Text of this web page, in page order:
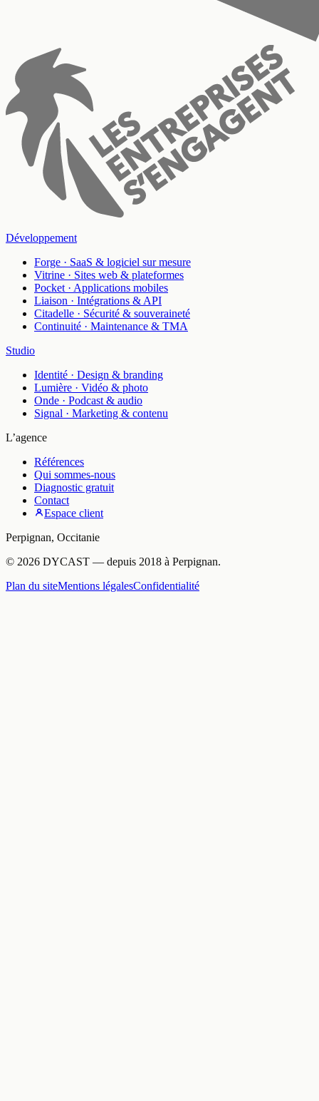
Développement
Forge · SaaS & logiciel sur mesure
Vitrine · Sites web & plateformes
Pocket · Applications mobiles
Liaison · Intégrations & API
Citadelle · Sécurité & souveraineté
Continuité · Maintenance & TMA
Studio
Identité · Design & branding
Lumière · Vidéo & photo
Onde · Podcast & audio
Signal · Marketing & contenu
L’agence
Références
Qui sommes-nous
Diagnostic gratuit
Contact
Espace client
Perpignan, Occitanie
© 2026 DYCAST — depuis 2018 à Perpignan.
Plan du siteMentions légalesConfidentialité